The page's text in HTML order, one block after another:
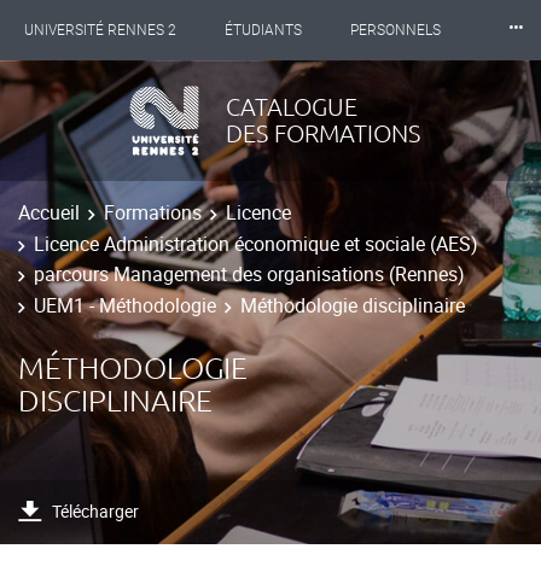
UNIVERSITÉ RENNES 2 ÉTUDIANTS PERSONNELS
INTERNATIONAL PROFESSIONNELS BIBLIOTHÈQUES
LES NOUVELLES DE RENNES 2
⸱⸱⸱
CATALOGUE
DES FORMATIONS
Accueil Formations
Licence
Licence Administration économique et sociale (AES)
parcours Management des organisations (Rennes)
UEM1 - Méthodologie
Méthodologie disciplinaire
MÉTHODOLOGIE
DISCIPLINAIRE
Télécharger